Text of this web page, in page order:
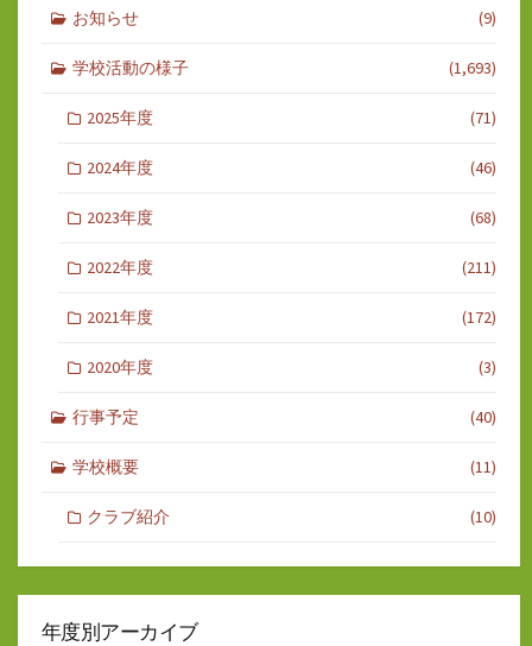
お知らせ (9)
学校活動の様子 (1,693)
2025年度 (71)
2024年度 (46)
2023年度 (68)
2022年度 (211)
2021年度 (172)
2020年度 (3)
行事予定 (40)
学校概要 (11)
クラブ紹介 (10)
年度別アーカイブ